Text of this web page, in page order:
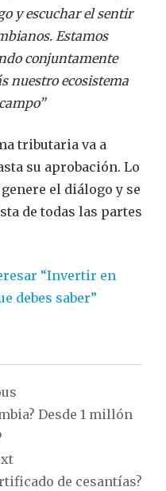
y escuchar el sentir
Estamos
conjuntamente
nuestro ecosistema
tributaria va a
su aprobación. Lo
el diálogo y se
de todas las partes
“Invertir en
debes saber”
Desde 1 millón
de cesantías?